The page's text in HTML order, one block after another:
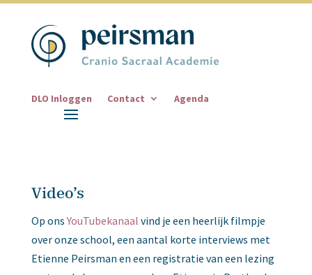
DLO Inloggen Contact Agenda
Video’s
Op onsYouTubekanaal vind je een heerlijk filmpje
over onze school, een aantal korte interviews met
Etienne Peirsman en een registratie van een lezing